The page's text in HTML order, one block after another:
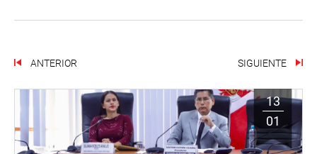
ANTERIOR SIGUIENTE
13
01